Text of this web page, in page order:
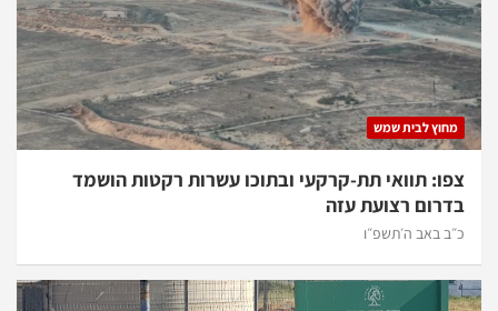
מחוץ לבית שמש
צפו: תוואי תת-קרקעי ובתוכו עשרות רקטות הושמד
בדרום רצועת עזה
כ״ב באב ה׳תשפ״ו